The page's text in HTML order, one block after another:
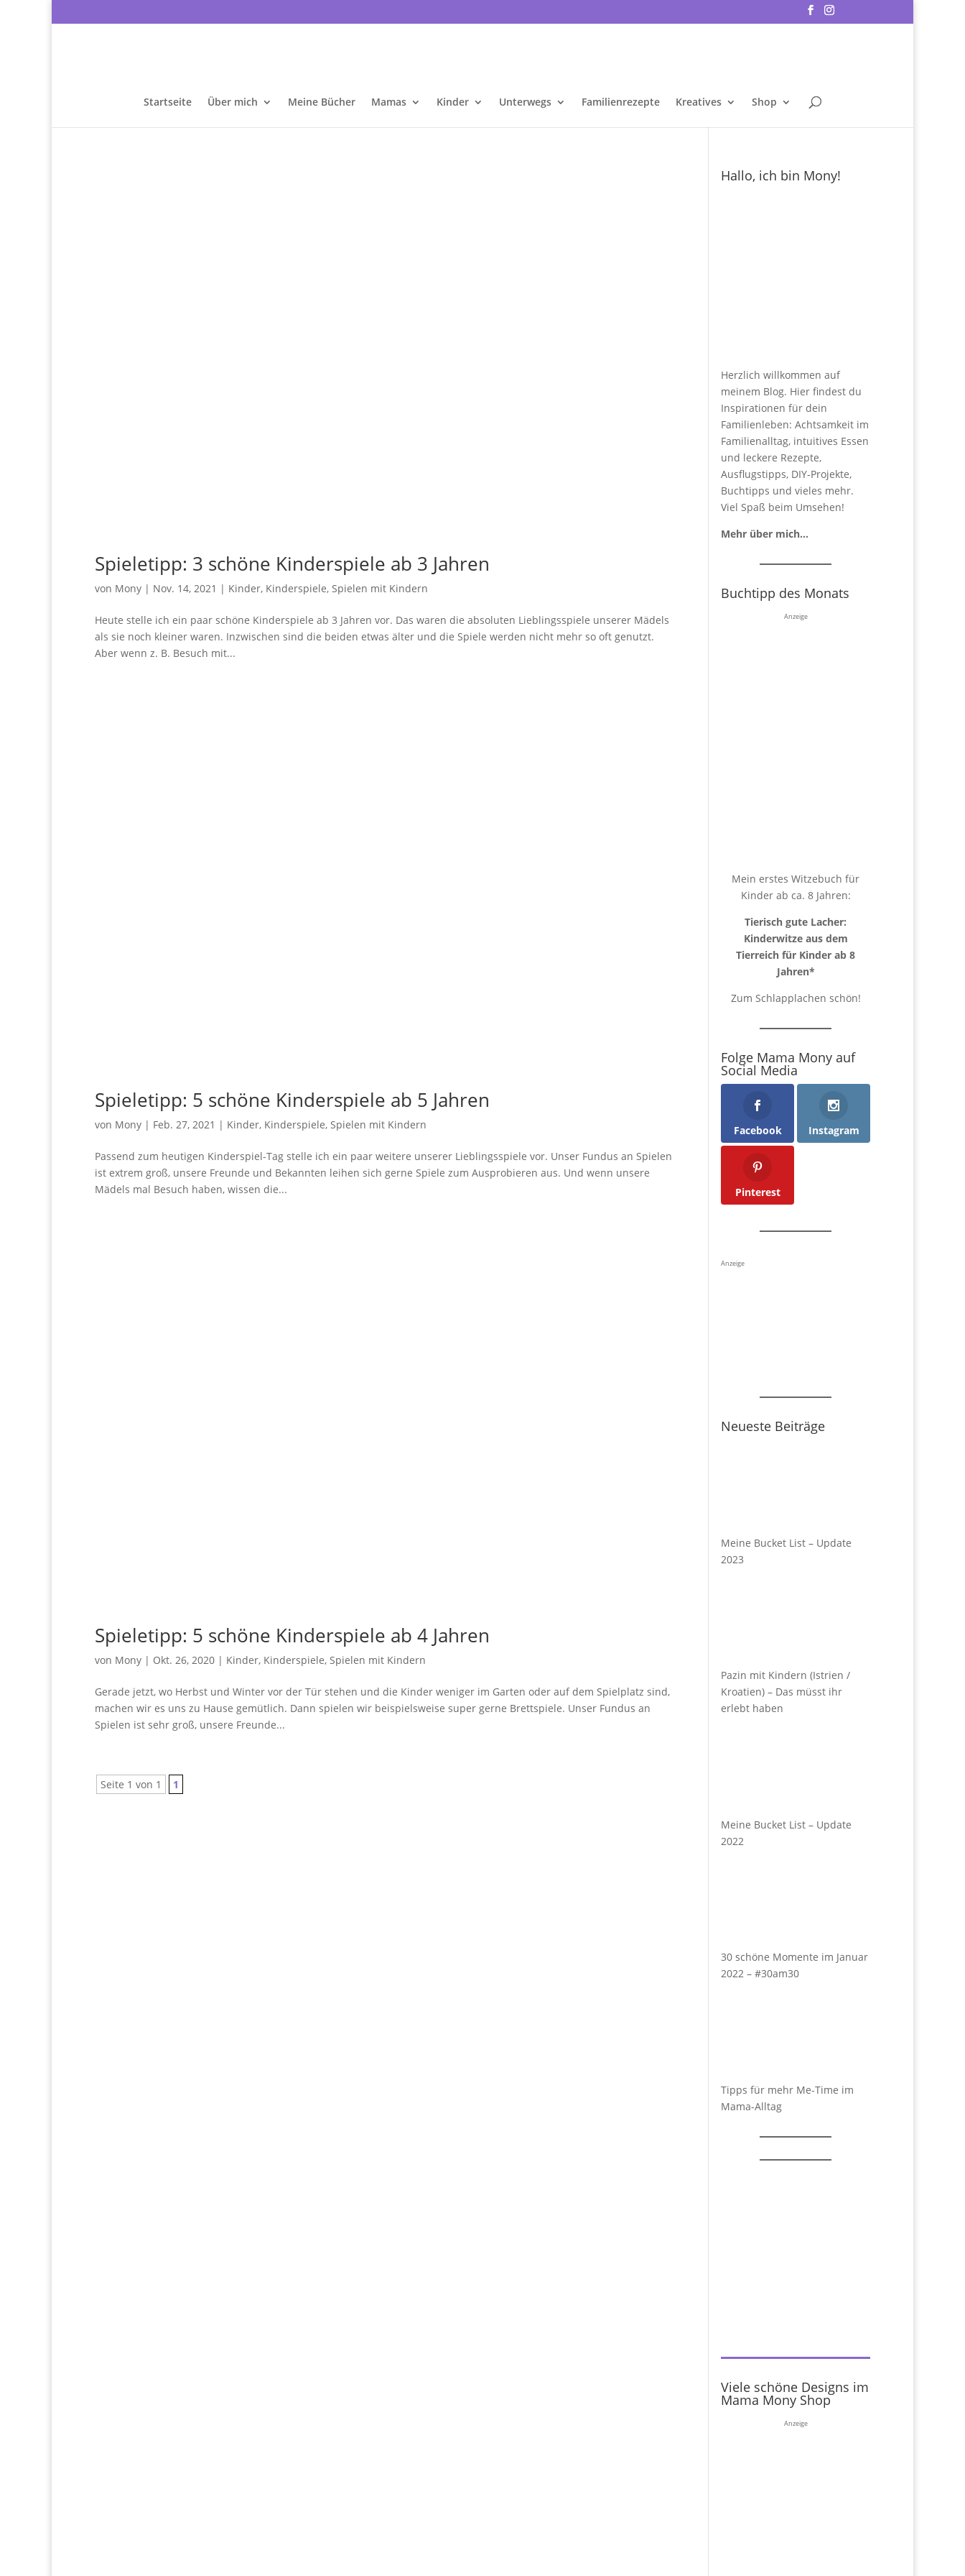
Startseite Über mich Meine Bücher Mamas Kinder Unterwegs Familienrezepte Kreatives Shop
Spieletipp: 3 schöne Kinderspiele ab 3 Jahren
von Mony | Nov. 14, 2021 | Kinder, Kinderspiele, Spielen mit Kindern
Heute stelle ich ein paar schöne Kinderspiele ab 3 Jahren vor. Das waren die absoluten Lieblingsspiele unserer Mädels
als sie noch kleiner waren. Inzwischen sind die beiden etwas älter und die Spiele werden nicht mehr so oft genutzt.
Aber wenn z. B. Besuch mit...
Spieletipp: 5 schöne Kinderspiele ab 5 Jahren
von Mony | Feb. 27, 2021 | Kinder, Kinderspiele, Spielen mit Kindern
Passend zum heutigen Kinderspiel-Tag stelle ich ein paar weitere unserer Lieblingsspiele vor. Unser Fundus an Spielen
ist extrem groß, unsere Freunde und Bekannten leihen sich gerne Spiele zum Ausprobieren aus. Und wenn unsere
Mädels mal Besuch haben, wissen die...
Spieletipp: 5 schöne Kinderspiele ab 4 Jahren
von Mony | Okt. 26, 2020 | Kinder, Kinderspiele, Spielen mit Kindern
Gerade jetzt, wo Herbst und Winter vor der Tür stehen und die Kinder weniger im Garten oder auf dem Spielplatz sind,
machen wir es uns zu Hause gemütlich. Dann spielen wir beispielsweise super gerne Brettspiele. Unser Fundus an
Spielen ist sehr groß, unsere Freunde...
Seite 1 von 1 1
Hallo, ich bin Mony!
Herzlich willkommen auf
meinem Blog. Hier findest du
Inspirationen für dein
Familienleben: Achtsamkeit im
Familienalltag, intuitives Essen
und leckere Rezepte,
Ausflugstipps, DIY-Projekte,
Buchtipps und vieles mehr.
Viel Spaß beim Umsehen!
Mehr über mich…
Buchtipp des Monats
Anzeige
Mein erstes Witzebuch für
Kinder ab ca. 8 Jahren:
Tierisch gute Lacher:
Kinderwitze aus dem
Tierreich für Kinder ab 8
Jahren*
Zum Schlapplachen schön!
Folge Mama Mony auf
Social Media
Facebook Instagram
Pinterest
Anzeige
Neueste Beiträge
Meine Bucket List – Update
2023
Pazin mit Kindern (Istrien /
Kroatien) – Das müsst ihr
erlebt haben
Meine Bucket List – Update
2022
30 schöne Momente im Januar
2022 – #30am30
Tipps für mehr Me-Time im
Mama-Alltag
Viele schöne Designs im
Mama Mony Shop
Anzeige